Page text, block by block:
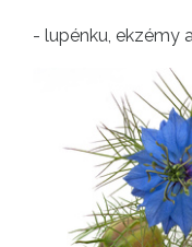
- lupénku, ekzémy